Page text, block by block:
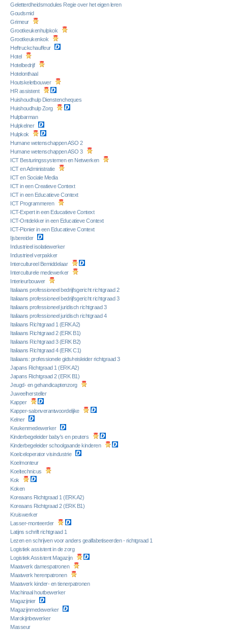
Geletterdheidsmodules Regie over het eigen leren
Goudsmid
Grimeur
Grootkeukenhulpkok
Grootkeukenkok
Heftruckchauffeur
Hotel
Hotelbedrijf
Hotelonthaal
Houtskeletbouwer
HR assistent
Huishoudhulp Dienstencheques
Huishoudhulp Zorg
Hulpbarman
Hulpkelner
Hulpkok
Humane wetenschappen ASO 2
Humane wetenschappen ASO 3
ICT Besturingssystemen en Netwerken
ICT en Administratie
ICT en Sociale Media
ICT in een Creatieve Context
ICT in een Educatieve Context
ICT Programmeren
ICT-Expert in een Educatieve Context
ICT-Ontdekker in een Educatieve Context
ICT-Pionier in een Educatieve Context
Ijsbereider
Industrieel isolatiewerker
Industrieel verpakker
Intercultureel Bemiddelaar
Interculturele medewerker
Interieurbouwer
Italiaans professioneel bedrijfsgericht richtgraad 2
Italiaans professioneel bedrijfsgericht richtgraad 3
Italiaans professioneel juridisch richtgraad 3
Italiaans professioneel juridisch richtgraad 4
Italiaans Richtgraad 1 (ERK A2)
Italiaans Richtgraad 2 (ERK B1)
Italiaans Richtgraad 3 (ERK B2)
Italiaans Richtgraad 4 (ERK C1)
Italiaans: professionele gids/reisleider richtgraad 3
Japans Richtgraad 1 (ERK A2)
Japans Richtgraad 2 (ERK B1)
Jeugd- en gehandicaptenzorg
Juweelhersteller
Kapper
Kapper-salonverantwoordelijke
Kelner
Keukenmedewerker
Kinderbegeleider baby's en peuters
Kinderbegeleider schoolgaande kinderen
Koelceloperator visindustrie
Koelmonteur
Koeltechnicus
Kok
Koken
Koreaans Richtgraad 1 (ERK A2)
Koreaans Richtgraad 2 (ERK B1)
Kruiswerker
Lasser-monteerder
Latijns schrift richtgraad 1
Lezen en schrijven voor anders gealfabetiseerden - richtgraad 1
Logistiek assistent in de zorg
Logistiek Assistent Magazijn
Maatwerk damespatronen
Maatwerk herenpatronen
Maatwerk kinder- en tienerpatronen
Machinaal houtbewerker
Magazijnier
Magazijnmedewerker
Marokijnbewerker
Masseur